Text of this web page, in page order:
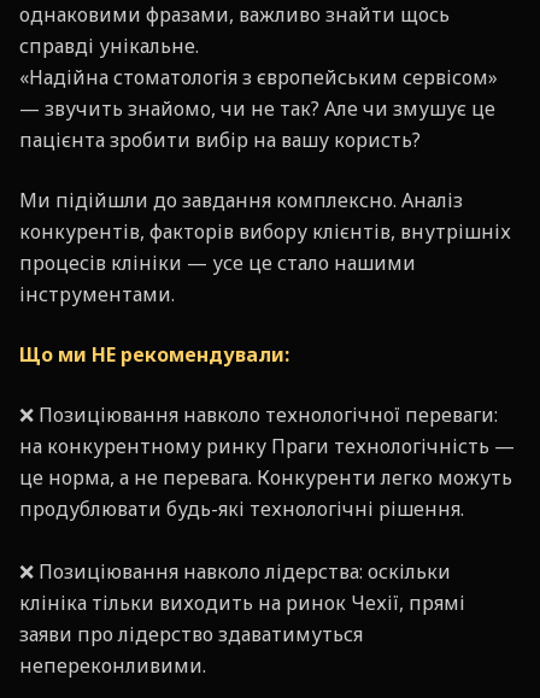
однаковими фразами, важливо знайти щось
справді унікальне.
«Надійна стоматологія з європейським сервісом»
— звучить знайомо, чи не так? Але чи змушує це
пацієнта зробити вибір на вашу користь?
Ми підійшли до завдання комплексно. Аналіз
конкурентів, факторів вибору клієнтів, внутрішніх
процесів клініки — усе це стало нашими
інструментами.
Що ми НЕ рекомендували:
❌ Позиціювання навколо технологічної переваги:
на конкурентному ринку Праги технологічність —
це норма, а не перевага. Конкуренти легко можуть
продублювати будь-які технологічні рішення.
❌ Позиціювання навколо лідерства: оскільки
клініка тільки виходить на ринок Чехії, прямі
заяви про лідерство здаватимуться
непереконливими.